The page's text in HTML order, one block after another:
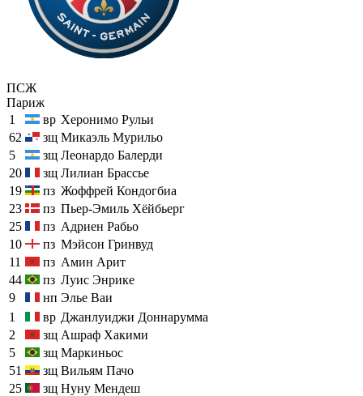
ПСЖ
Париж
1
вр Херонимо Рульи
62
зщ Микаэль Мурильо
5
зщ Леонардо Балерди
20
зщ Лилиан Брассье
19
пз Жоффрей Кондогбиа
23
пз Пьер-Эмиль Хёйбьерг
25
пз Адриен Рабьо
10
пз Мэйсон Гринвуд
11
пз Амин Арит
44
пз Луис Энрике
9
нп Элье Ваи
1
вр Джанлуиджи Доннарумма
2
зщ Ашраф Хакими
5
зщ Маркиньос
51
зщ Вильям Пачо
25
зщ Нуну Мендеш